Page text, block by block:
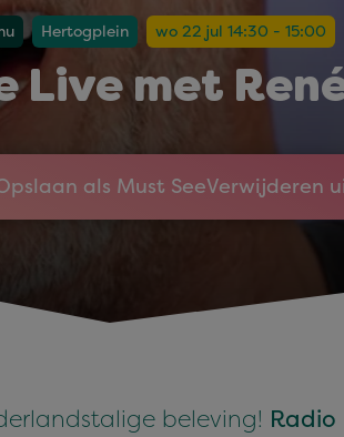
Hertogplein wo 22 jul 14:30 - 15:00
Live met
als Must SeeVerwijderen
beleving! Radio